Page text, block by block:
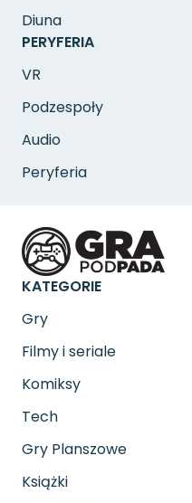
Diuna
PERYFERIA
VR
Podzespoły
Audio
Peryferia
KATEGORIE
Gry
Filmy i seriale
Komiksy
Tech
Gry Planszowe
Książki